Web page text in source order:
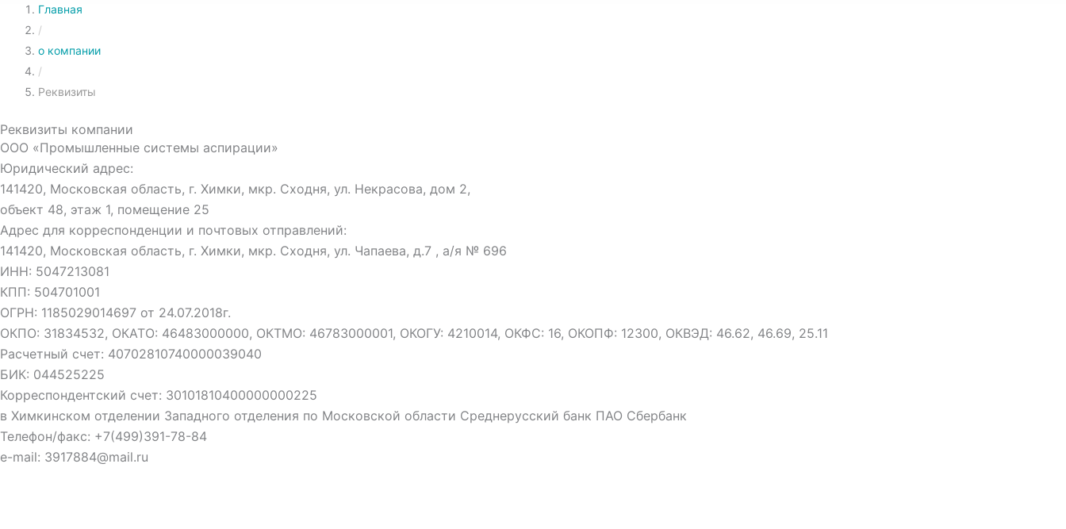
Главная
/
о компании
/
Реквизиты
Реквизиты компании
ООО «Промышленные системы аспирации»
Юридический адрес:
141420, Московская область, г. Химки, мкр. Сходня, ул. Некрасова, дом 2,
объект 48, этаж 1, помещение 25
Адрес для корреспонденции и почтовых отправлений:
141420, Московская область, г. Химки, мкр. Сходня, ул. Чапаева, д.7 , а/я № 696
ИНН: 5047213081
КПП: 504701001
ОГРН: 1185029014697 от 24.07.2018г.​​
ОКПО: 31834532, ОКАТО: 46483000000, ОКТМО: 46783000001, ОКОГУ: 4210014, ОКФС: 16, ОКОПФ: 12300, ОКВЭД: 46.62, 46.69, 25.11
Расчетный счет: 40702810740000039040
БИК: 044525225
Корреспондентский счет: 30101810400000000225
в Химкинском отделении Западного отделения по Московской области Среднерусский банк ПАО Сбербанк
Телефон/факс: +7(499)391-78-84
e-mail: 3917884@mail.ru